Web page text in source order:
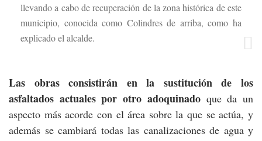
llevando a cabo de recuperación de la zona histórica de este
municipio, conocida como Colindres de arriba, como ha
explicado el alcalde.
Las obras consistirán en la sustitución de los
asfaltados actuales por otro adoquinadoque da un
aspecto más acorde con el área sobre la que se actúa, y
además se cambiará todas las canalizaciones de agua y